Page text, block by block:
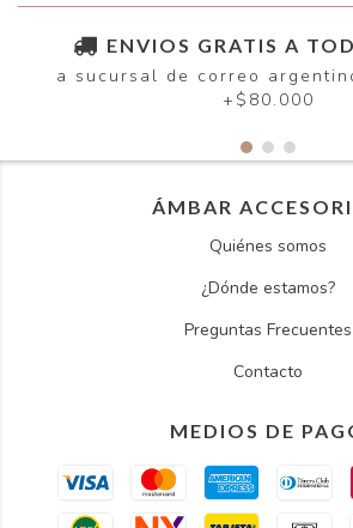
ENVIOS GRATIS A
a sucursal de correo
+$80.000
ÁMBAR
Quiénes somos
¿Dónde estamos?
Preguntas Frecuentes
Contacto
MEDIOS DE